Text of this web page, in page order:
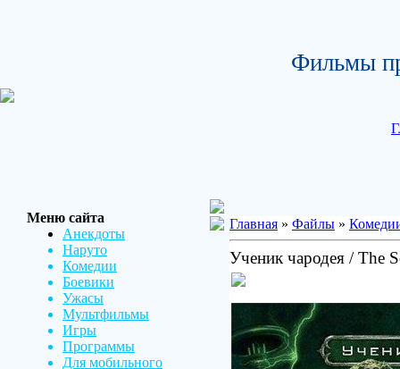
Фильмы
Меню сайта
Анекдоты
Наруто
Комедии
Боевики
Ужасы
Мультфильмы
Игры
Программы
Для мобильного
Главная » Файлы »
Ученик чародея / The